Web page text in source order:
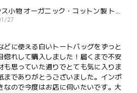
フランス小物 オーガニック・コットン製 トートバッグ『BOUTIQUE BLANC』
27
どに使える白いトートバッグをずっと
惚れして購入しました！届くまで不安
も思っていた通りでとても気に入りま
でありがとうございました。インポ
なので今度はお店に伺いたいです。大